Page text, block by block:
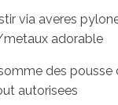
via averes
metaux adorable
des
autorisees